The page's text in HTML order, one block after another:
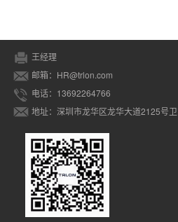
王经理
邮箱：HR@trlon.com
电话：13692264766
地址：深圳市龙华区龙华大道2125号